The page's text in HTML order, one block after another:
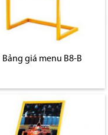
Bảng giá menu B8-B